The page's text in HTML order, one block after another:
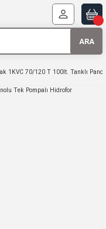
ARA
1KVC 70/120 T 100lt. Tanklı